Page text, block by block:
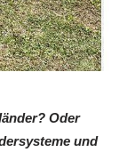
Oder
und